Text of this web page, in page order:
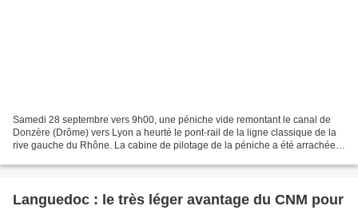
Samedi 28 septembre vers 9h00, une péniche vide remontant le canal de
Donzère (Drôme) vers Lyon a heurté le pont-rail de la ligne classique de la
rive gauche du Rhône. La cabine de pilotage de la péniche a été arrachée.
Languedoc : le très léger avantage du CNM pour